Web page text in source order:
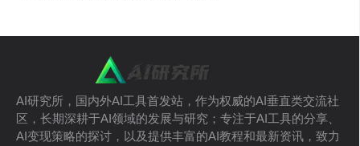
AI研究所，国内外AI工具首发站，作为权威的AI垂直类交流社
区，长期深耕于AI领域的发展与研究；专注于AI工具的分享、
AI变现策略的探讨，以及提供丰富的AI教程和最新资讯，致力